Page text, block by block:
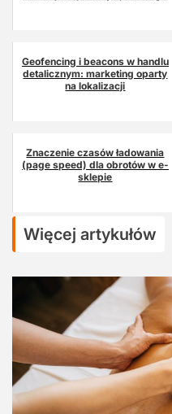
Geofencing i beacons w handlu
detalicznym: marketing oparty
na lokalizacji
Znaczenie czasów ładowania
(page speed) dla obrotów w e-
sklepie
Więcej artykułów